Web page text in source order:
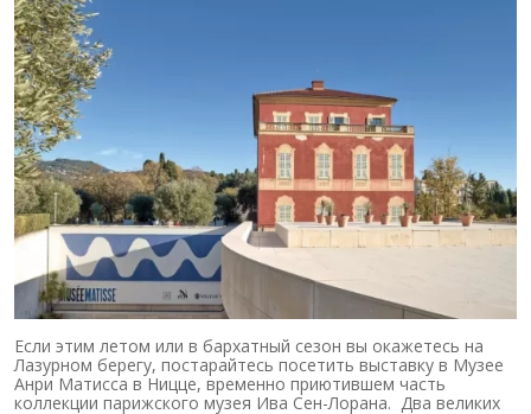
Если этим летом или в бархатный сезон вы окажетесь на
Лазурном берегу, постарайтесь посетить выставку в Музее
Анри Матисса в Ницце, временно приютившем часть
коллекции парижского музея Ива Сен-Лорана. Два великих